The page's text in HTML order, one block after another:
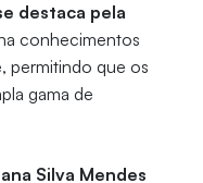
destaca pela
conhecimentos
permitindo que os
gama de
Silva Mendes